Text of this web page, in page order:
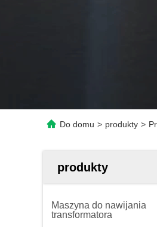
Do domu > produkty >
produkty
Maszyna do nawijania
transformatora